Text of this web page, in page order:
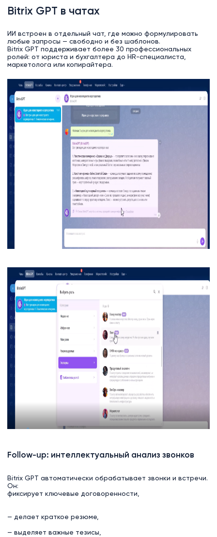
Bitrix GPT в чатах
ИИ встроен в отдельный чат, где можно формулировать
любые запросы — свободно и без шаблонов.
Bitrix GPT поддерживает более 30 профессиональных
ролей: от юриста и бухгалтера до HR-специалиста,
маркетолога или копирайтера.
Follow-up: интеллектуальный анализ звонков
Bitrix GPT автоматически обрабатывает звонки и встречи.
Он:
фиксирует ключевые договоренности,
— делает краткое резюме,
— выделяет важные тезисы,